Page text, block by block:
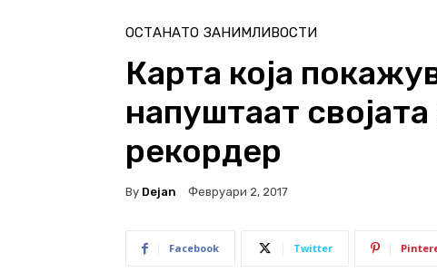
ОСТАНАТО ЗАНИМЛИВОСТИ
Карта која
напуштаат
рекордер
By Dejan Февруари 2, 2017
Facebook Twitter